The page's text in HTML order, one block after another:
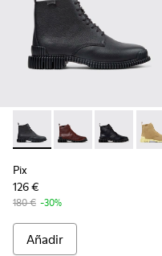
Pix - K400830-001 -
Pix - K400830-
Pix - Pix
Pix
126 €
180 € -30%
Añadir